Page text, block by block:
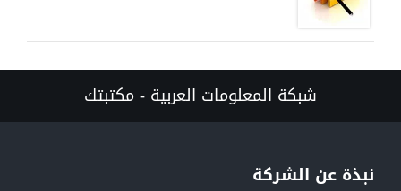
شبكة المعلومات العربية - مكتبتك
نبذة عن الشركة